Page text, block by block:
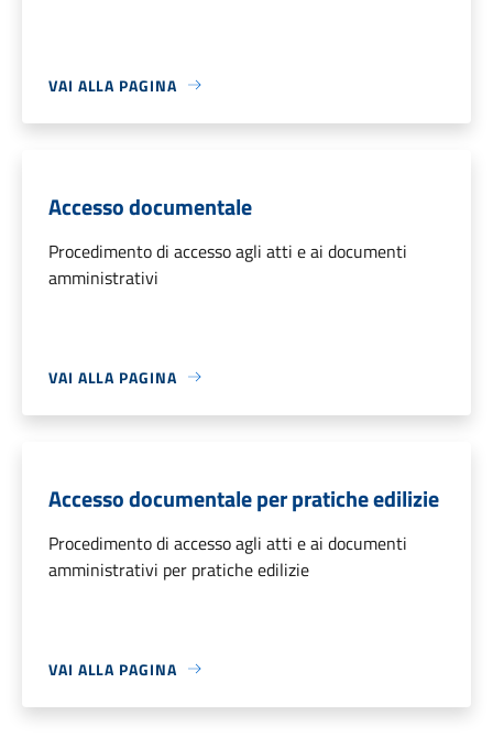
VAI ALLA PAGINA
Accesso documentale
Procedimento di accesso agli atti e ai documenti
amministrativi
VAI ALLA PAGINA
Accesso documentale per pratiche edilizie
Procedimento di accesso agli atti e ai documenti
amministrativi per pratiche edilizie
VAI ALLA PAGINA